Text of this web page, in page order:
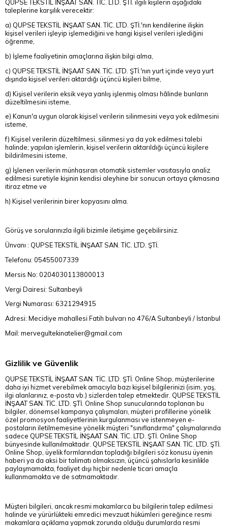
QUPSE TEKSTİL İNŞAAT SAN. TİC. LTD. ŞTİ. ilgili kişilerin aşağıdaki
taleplerine karşılık verecektir:
a) QUPSE TEKSTİL İNŞAAT SAN. TİC. LTD. ŞTİ.'nın kendilerine ilişkin
kişisel verileri işleyip işlemediğini ve hangi kişisel verileri işlediğini
öğrenme,
b) İşleme faaliyetinin amaçlarına ilişkin bilgi alma,
c) QUPSE TEKSTİL İNŞAAT SAN. TİC. LTD. ŞTİ.'nın yurt içinde veya yurt
dışında kişisel verileri aktardığı üçüncü kişileri bilme,
d) Kişisel verilerin eksik veya yanlış işlenmiş olması hâlinde bunların
düzeltilmesini isteme,
e) Kanun'a uygun olarak kişisel verilerin silinmesini veya yok edilmesini
isteme,
f) Kişisel verilerin düzeltilmesi, silinmesi ya da yok edilmesi talebi
halinde; yapılan işlemlerin, kişisel verilerin aktarıldığı üçüncü kişilere
bildirilmesini isteme,
g) İşlenen verilerin münhasıran otomatik sistemler vasıtasıyla analiz
edilmesi suretiyle kişinin kendisi aleyhine bir sonucun ortaya çıkmasına
itiraz etme ve
h) Kişisel verilerinin birer kopyasını alma.
Görüş ve sorularınızla ilgili bizimle iletişime geçebilirsiniz.
Ünvanı : QUPSE TEKSTİL İNŞAAT SAN. TİC. LTD. ŞTİ.
Telefonu: 05455007339
Mersis No: 0204030113800013
Vergi Dairesi: Sultanbeyli
Vergi Numarası: 6321294915
Adresi: Mecidiye mahallesi Fatih bulvarı no 476/A Sultanbeyli / İstanbul
Mail: mervegultekinatelier@gmail.com
Gizlilik ve Güvenlik
QUPSE TEKSTİL İNŞAAT SAN. TİC. LTD. ŞTİ. Online Shop, müşterilerine
daha iyi hizmet verebilmek amacıyla bazı kişisel bilgilerinizi (isim, yaş,
ilgi alanlarınız, e-posta vb.) sizlerden talep etmektedir. QUPSE TEKSTİL
İNŞAAT SAN. TİC. LTD. ŞTİ. Online Shop sunucularında toplanan bu
bilgiler, dönemsel kampanya çalışmaları, müşteri profillerine yönelik
özel promosyon faaliyetlerinin kurgulanması ve istenmeyen e-
postaların iletilmemesine yönelik müşteri "sınıflandırma" çalışmalarında
sadece QUPSE TEKSTİL İNŞAAT SAN. TİC. LTD. ŞTİ. Online Shop
bünyesinde kullanılmaktadır. QUPSE TEKSTİL İNŞAAT SAN. TİC. LTD. ŞTİ.
Online Shop, üyelik formlarından topladığı bilgileri söz konusu üyenin
haberi ya da aksi bir talimatı olmaksızın, üçüncü şahıslarla kesinlikle
paylaşmamakta, faaliyet dışı hiçbir nedenle ticari amaçla
kullanmamakta ve de satmamaktadır.
Müşteri bilgileri, ancak resmi makamlarca bu bilgilerin talep edilmesi
halinde ve yürürlükteki emredici mevzuat hükümleri gereğince resmi
makamlara açıklama yapmak zorunda olduğu durumlarda resmi